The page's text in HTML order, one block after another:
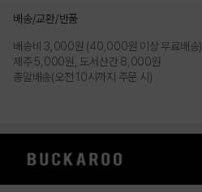
배송/교환/반품
배송비 3,000원 (40,000원 이상 무료배송)
제주 5,000원, 도서산간 8,000원
총알배송(오전 10시까지 주문 시)